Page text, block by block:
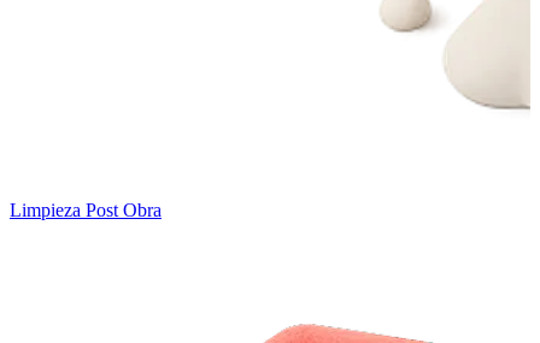
Limpieza Post Obra